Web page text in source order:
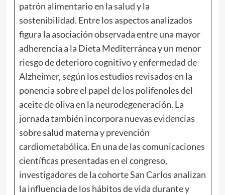
patrón alimentario en la salud y la
sostenibilidad. Entre los aspectos analizados
figura la asociación observada entre una mayor
adherencia a la Dieta Mediterránea y un menor
riesgo de deterioro cognitivo y enfermedad de
Alzheimer, según los estudios revisados en la
ponencia sobre el papel de los polifenoles del
aceite de oliva en la neurodegeneración. La
jornada también incorpora nuevas evidencias
sobre salud materna y prevención
cardiometabólica. En una de las comunicaciones
científicas presentadas en el congreso,
investigadores de la cohorte San Carlos analizan
la influencia de los hábitos de vida durante y